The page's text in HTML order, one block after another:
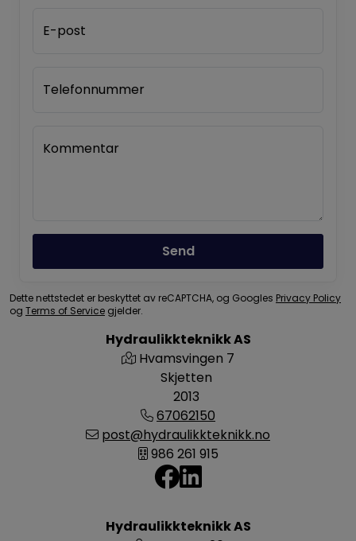
Hydraulikkteknikk AS
Hvamsvingen 7
Skjetten
2013
67062150
post@hydraulikkteknikk.no
986 261 915
Hydraulikkteknikk AS
E-post
Telefonnummer
Kommentar
Send
Dette nettstedet er beskyttet av reCAPTCHA, og Googles Privacy Policy
og Terms of Service gjelder.